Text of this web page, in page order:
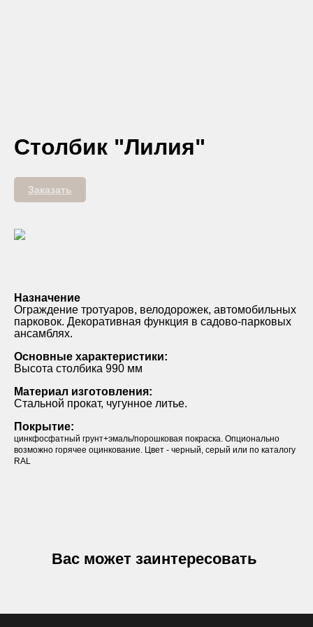
Столбик "Лилия"
Заказать
Назначение
Ограждение тротуаров, велодорожек, автомобильных
парковок. Декоративная функция в садово-парковых
ансамблях.
Основные характеристики:
Высота столбика 990 мм
Материал изготовления:
Стальной прокат, чугунное литье.
Покрытие:
цинкфосфатный грунт+эмаль/порошковая покраска. Опционально
возможно горячее оцинкование. Цвет - черный, серый или по каталогу
RAL
Вас может заинтересовать